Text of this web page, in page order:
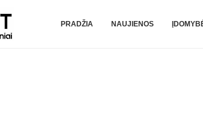
PRADŽIA NAUJIENOS